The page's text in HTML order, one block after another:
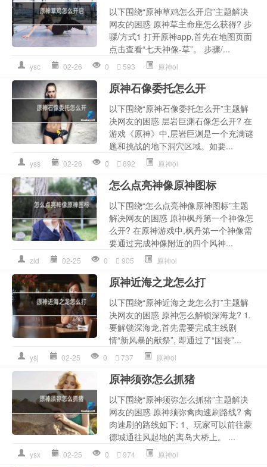
以下围绕“原神草鸡怎么开启”主题解决
网友的困惑 原神草主命座怎么获得? 步
骤/方式1 打开原神app,首先在地图页面
点击查看“七天神像-草”。 步骤/...
ysc 02-26 0 593 原神ol
原神石像委托怎么开
以下围绕“原神石像委托怎么开”主题解
决网友的困惑 层岩巨渊石像怎么开? 在
游戏《原神》中,层岩巨渊是一个充满谜
题和挑战的地下洞穴区域。如要...
yss 02-26 0 892 原神ol
怎么点亮神像原神图标
以下围绕“怎么点亮神像原神图标”主题
解决网友的困惑 原神枫丹第一个神像怎
么开? 在原神游戏中,枫丹第一个神像需
要通过完成神像附近的四个风神...
zld 02-25 0 905 原神ol
原神近海之龙怎么打
以下围绕“原神近海之龙怎么打”主题解
决网友的困惑 原神怎么解锁深海龙? 1.
要解锁深海龙,首先需要完成主线剧
情“新风暴的献祭”, 即通过了“国丧”...
ysj 02-25 0 737 原神ol
原神须弥怎么抓猪
以下围绕“原神须弥怎么抓猪”主题解决
网友的困惑 原神须弥禽肉速刷路线? 禽
肉速刷的路线如下: 1、玩家可以前往蒙
德城通往风起地的离岛大桥上。 ...
ysx 02-25 0 974 原神ol